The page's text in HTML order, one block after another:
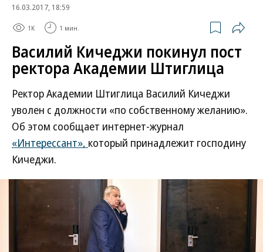
16.03.2017, 18:59
1K 1 мин.
Василий Кичеджи покинул пост
ректора Академии Штиглица
Ректор Академии Штиглица Василий Кичеджи
уволен с должности «по собственному желанию».
Об этом сообщает интернет-журнал
«Интерессант», который принадлежит господину
Кичеджи.